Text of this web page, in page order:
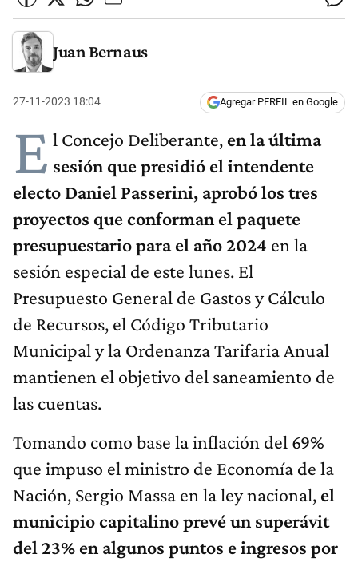
Juan Bernaus
27-11-2023 18:04 Agregar PERFIL en Google
E l Concejo Deliberante, en la última
sesión que presidió el intendente
electo Daniel Passerini, aprobó los tres
proyectos que conforman el paquete
presupuestario para el año 2024 en la
sesión especial de este lunes. El
Presupuesto General de Gastos y Cálculo
de Recursos, el Código Tributario
Municipal y la Ordenanza Tarifaria Anual
mantienen el objetivo del saneamiento de
las cuentas.
Tomando como base la inflación del 69%
que impuso el ministro de Economía de la
Nación, Sergio Massa en la ley nacional, el
municipio capitalino prevé un superávit
del 23% en algunos puntos e ingresos por